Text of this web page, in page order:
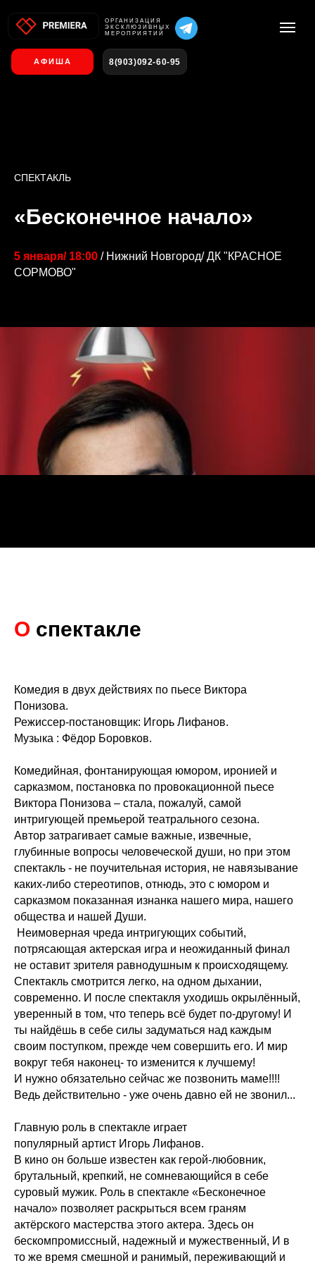
О РГАНИЗАЦИЯ
ЭКСКЛЮЗИВНЫХ
МЕРОПРИЯТИЙ
АФИША 8(903)092-60-95
СПЕКТАКЛЬ
«Бесконечное начало»
5 января/ 18:00 / Нижний Новгород/ ДК "КРАСНОЕ
СОРМОВО"
О спектакле
Комедия в двух действиях по пьесе Виктора
Понизова.
Режиссер-постановщик: Игорь Лифанов.
Музыка : Фёдор Боровков.
Комедийная, фонтанирующая юмором, иронией и
сарказмом, постановка по провокационной пьесе
Виктора Понизова – стала, пожалуй, самой
интригующей премьерой театрального сезона.
Автор затрагивает самые важные, извечные,
глубинные вопросы человеческой души, но при этом
спектакль - не поучительная история, не навязывание
каких-либо стереотипов, отнюдь, это с юмором и
сарказмом показанная изнанка нашего мира, нашего
общества и нашей Души.
Неимоверная чреда интригующих событий,
потрясающая актерская игра и неожиданный финал
не оставит зрителя равнодушным к происходящему.
Спектакль смотрится легко, на одном дыхании,
современно. И после спектакля уходишь окрылённый,
уверенный в том, что теперь всё будет по-другому! И
ты найдёшь в себе силы задуматься над каждым
своим поступком, прежде чем совершить его. И мир
вокруг тебя наконец- то изменится к лучшему!
И нужно обязательно сейчас же позвонить маме!!!!
Ведь действительно - уже очень давно ей не звонил...
Главную роль в спектакле играет
популярный артист Игорь Лифанов.
В кино он больше известен как герой-любовник,
брутальный, крепкий, не сомневающийся в себе
суровый мужик. Роль в спектакле «Бесконечное
начало» позволяет раскрыться всем граням
актёрского мастерства этого актера. Здесь он
бескомпромиссный, надежный и мужественный, И в
то же время смешной и ранимый, переживающий и